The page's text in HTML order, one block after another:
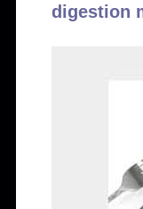
digestion